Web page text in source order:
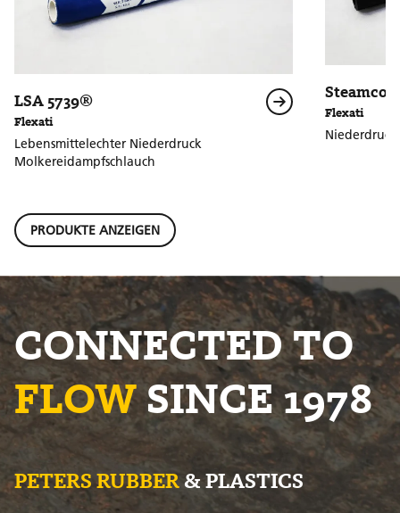
LSA 5739®
Flexati
Lebensmittelechter Niederdruck
Molkereidampfschlauch
Flexati
Niederdruck
PRODUKTE ANZEIGEN
CONNECTED TO
FLOWSINCE 1978
PETERS RUBBER& PLASTICS